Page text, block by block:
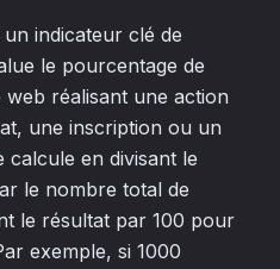
indicateur clé de
le pourcentage de
réalisant une action
une inscription ou un
calcule en divisant le
le nombre total de
le résultat par 100 pour
exemple, si 1000